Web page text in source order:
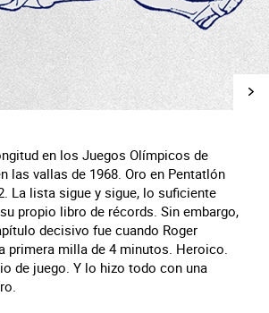
en los Juegos Olímpicos de
las vallas de 1968. Oro en Pentatlón
La lista sigue y sigue, lo suficiente
propio libro de récords. Sin embargo,
decisivo fue cuando Roger
primera milla de 4 minutos. Heroico.
de juego. Y lo hizo todo con una